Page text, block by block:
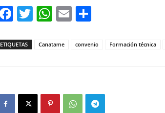
Facebook
Twitter
WhatsApp
Email
ETIQUETAS Canatame convenio Formación técnica